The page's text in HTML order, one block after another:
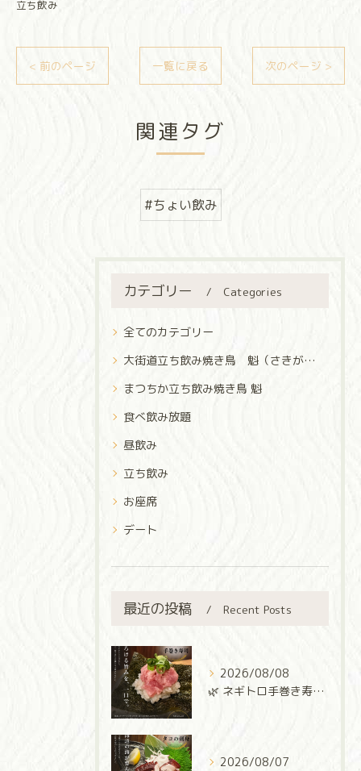
立ち飲み
< 前のページ 一覧に戻る 次のページ >
関連タグ
#ちょい飲み
カテゴリー Categories
全てのカテゴリー
大街道立ち飲み焼き鳥 魁（さきがけ）
まつちか立ち飲み焼き鳥 魁
食べ飲み放題
昼飲み
立ち飲み
お座席
デート
最近の投稿 Recent Posts
2026/08/08
🌿 ネギトロ手巻き寿司 🌿
2026/08/07